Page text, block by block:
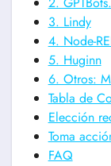
3. Lindy
4. Node-
5. Huginn
6. Otros:
Tabla de
Elección
Toma
FAQ